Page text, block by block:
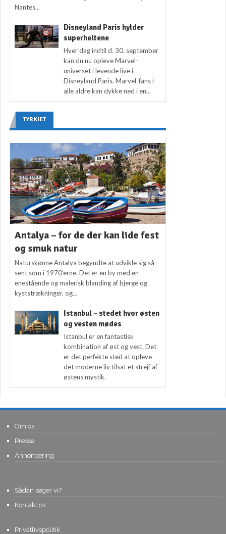
Nantes...
Disneyland Paris hylder
superheltene
Hver dag indtil d. 30. september
kan du nu opleve Marvel-
universet i levende live i
Disneyland Paris. Marvel-fans i
alle aldre kan dykke ned i en...
TYRKIET
Antalya – for de der kan lide fest
og smuk natur
Naturskønne Antalya begyndte at udvikle sig så
sent som i 1970’erne. Det er en by med en
enestående og malerisk blanding af bjerge og
kyststrækninger, og...
Istanbul – stedet hvor østen
og vesten mødes
Istanbul er en fantastisk
kombination af øst og vest. Det
er det perfekte sted at opleve
det moderne liv tilsat et strejf af
østens mystik.
Om os
Presse
Annoncering
Sådan søger vi?
Kontakt os
Privatlivspolitik